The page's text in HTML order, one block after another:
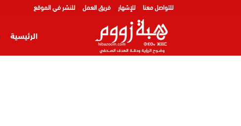
للتواصل معنا للإشهار فريق العمل للنشر في الموقع
الرئيسية